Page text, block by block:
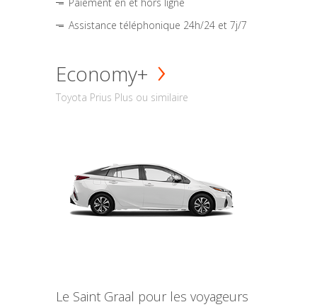
Assistance téléphonique 24h/24 et 7j/7
Economy+
Toyota Prius Plus ou similaire
Le Saint Graal pour les voyageurs